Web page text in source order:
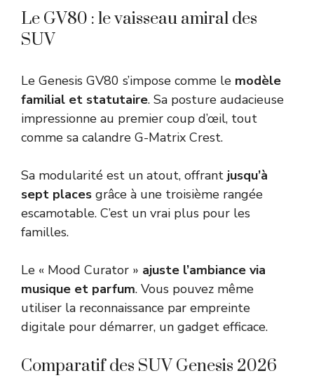
Le GV80 : le vaisseau amiral des
SUV
Le Genesis GV80 s’impose comme le modèle
familial et statutaire. Sa posture audacieuse
impressionne au premier coup d’œil, tout
comme sa calandre G-Matrix Crest.
Sa modularité est un atout, offrant jusqu’à
sept places grâce à une troisième rangée
escamotable. C’est un vrai plus pour les
familles.
Le « Mood Curator » ajuste l’ambiance via
musique et parfum. Vous pouvez même
utiliser la reconnaissance par empreinte
digitale pour démarrer, un gadget efficace.
Comparatif des SUV Genesis 2026